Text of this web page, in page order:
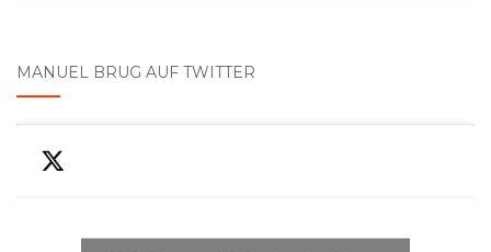
MANUEL BRUG AUF TWITTER